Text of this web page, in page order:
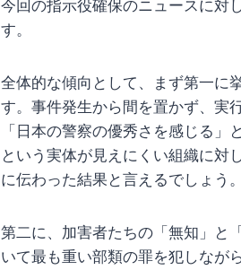
今回の指示役確保のニュースに対
す。
全体的な傾向として、まず第一に
す。事件発生から間を置かず、実
「日本の警察の優秀さを感じる
という実体が見えにくい組織に対
に伝わった結果と言えるでしょう。
第二に、加害者たちの「無知」と
いて最も重い部類の罪を犯しなが